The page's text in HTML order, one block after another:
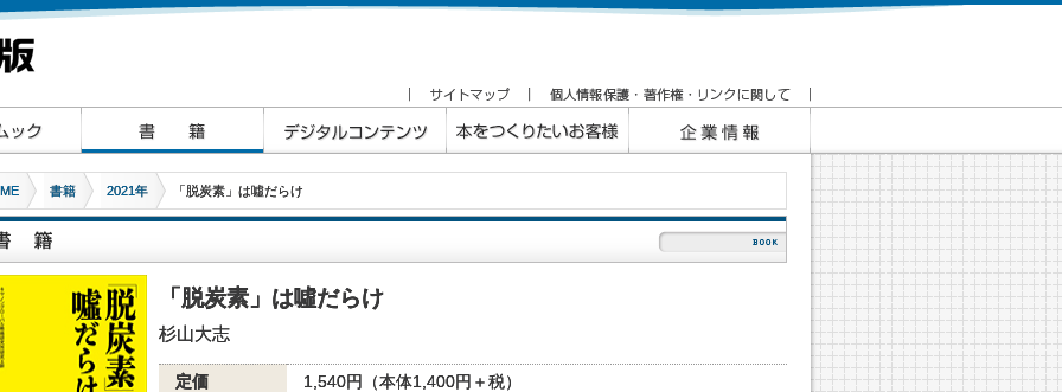
書籍 2021年 「脱炭素」は噓だらけ
「脱炭素」は噓だらけ
杉山大志
定価
1,540円（本体1,400円＋税）